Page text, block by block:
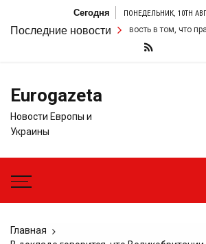
содержимому
Сегодня ПОНЕДЕЛЬНИК, 10TH
Последние новости
удвоил свою настойчивость в том, что
Eurogazeta
Новости Европы и
Украины
Главная